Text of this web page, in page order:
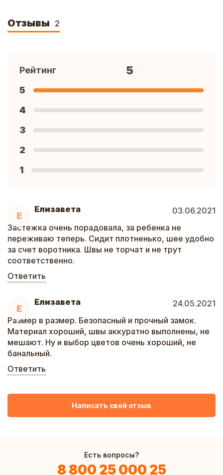
Отзывы 2
Е
Елизавета
03.06.2021
Застежка очень порадовала, за ребенка не
переживаю теперь. Сидит плотненько, шее удобно
за счет воротника. Швы не торчат и не трут
соответственно.
Ответить
Е
Елизавета
24.05.2021
Размер в размер. Безопасный и прочный замок.
Материал хороший, швы аккуратно выполнены, не
мешают. Ну и выбор цветов очень хороший, не
банальный.
Ответить
Рейтинг 5
5
4
3
2
1
Написать свой отзыв
Есть вопросы?
8 800 25 000 25